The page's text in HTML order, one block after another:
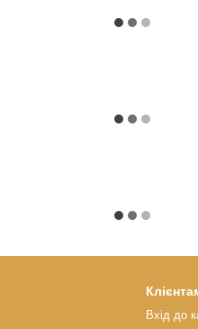
Вхід до